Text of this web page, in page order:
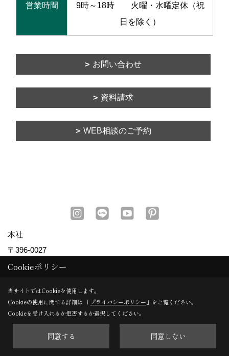
日を除く）
〒396-0027
長野県伊那市ますみヶ丘7352-1
TEL： 0120-78-2333
長野支店
〒381-0032
長野市若宮2丁目13-3
026-254-5585
Cookieポリシー
当サイトではCookieを使用します。
Cookieの使用に関する詳細は 「プライバシーポリシー 」をご覧ください。
Cookieを受け入れるか拒否するか選択してください。
同意する 同意しない